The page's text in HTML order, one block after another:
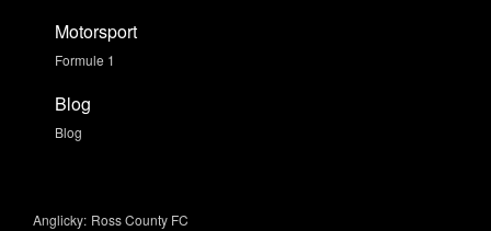
Motorsport
Formule 1
Blog
Blog
Anglicky: Ross County FC